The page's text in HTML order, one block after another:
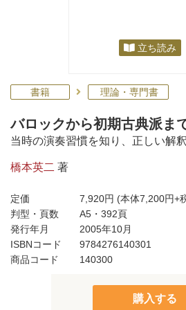
立ち読み
書籍 理論・専門書
バロックから初期古典派ま
当時の演奏習慣を知り、正しい解
橋本英二 著
定価 7,920円 (本体7,200円+
判型・頁数
A5・392頁
発行年月
2005年10月
ISBNコード
9784276140301
商品コード
140300
購入する